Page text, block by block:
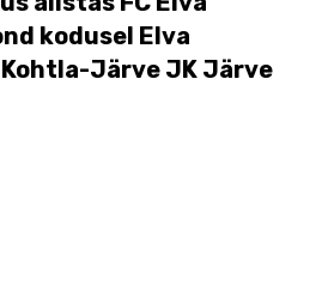
kodusel Elva
Järve JK Järve